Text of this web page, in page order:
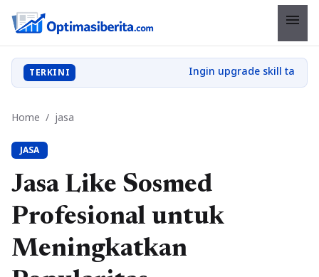
menu
TERKINI
Home / jasa
JASA
Jasa Like Sosmed
Profesional untuk
Meningkatkan